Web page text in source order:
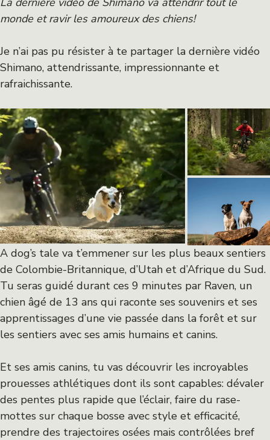
monde et ravir les amoureux des chiens!
Je n’ai pas pu résister à te partager la dernière vidéo
Shimano, attendrissante, impressionnante et
rafraichissante.
A dog’s tale va t’emmener sur les plus beaux sentiers
de Colombie-Britannique, d’Utah et d’Afrique du Sud.
Tu seras guidé durant ces 9 minutes par Raven, un
chien âgé de 13 ans qui raconte ses souvenirs et ses
apprentissages d’une vie passée dans la forêt et sur
les sentiers avec ses amis humains et canins.
Et ses amis canins, tu vas découvrir les incroyables
prouesses athlétiques dont ils sont capables: dévaler
des pentes plus rapide que l’éclair, faire du rase-
mottes sur chaque bosse avec style et efficacité,
prendre des trajectoires osées mais contrôlées bref